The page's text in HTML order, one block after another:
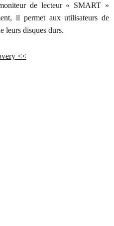
de lecteur « SMART »
il permet aux utilisateurs de
leurs disques durs.
<<